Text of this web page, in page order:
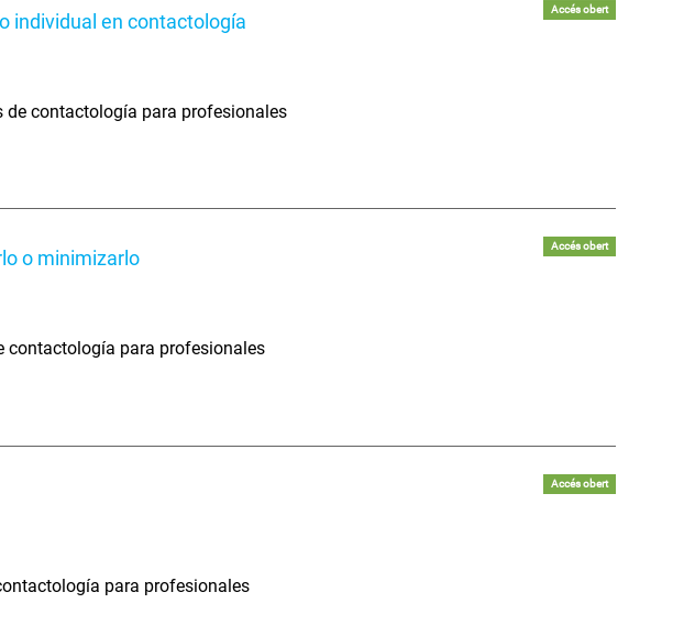
individual en contactología
Accés obert
de contactología para profesionales
o minimizarlo
Accés obert
contactología para profesionales
Accés obert
para profesionales